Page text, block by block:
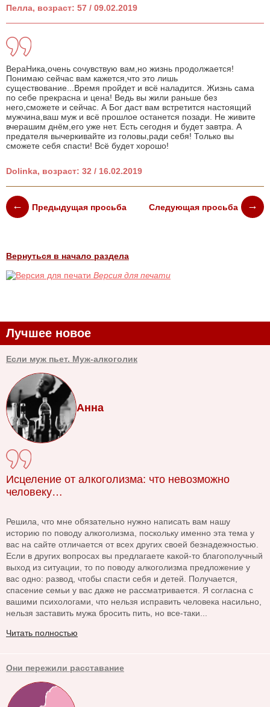
Пелла, возраст: 57 / 09.02.2019
ВераНика,очень сочувствую вам,но жизнь продолжается!
Понимаю сейчас вам кажется,что это лишь
существование...Время пройдет и всё наладится. Жизнь сама
по себе прекрасна и цена! Ведь вы жили раньше без
него,сможете и сейчас. А Бог даст вам встретится настоящий
мужчина,ваш муж и всё прошлое останется позади. Не живите
вчерашим днём,его уже нет. Есть сегодня и будет завтра. А
предателя вычеркивайте из головы,ради себя! Только вы
сможете себя спасти! Всё будет хорошо!
Dolinka, возраст: 32 / 16.02.2019
Предыдущая просьба Следующая просьба
Вернуться в начало раздела
Версия для печати
Лучшее новое
Если муж пьет. Муж-алкоголик
Анна
Исцеление от алкоголизма: что невозможно
человеку…
Решила, что мне обязательно нужно написать вам нашу
историю по поводу алкоголизма, поскольку именно эта тема у
вас на сайте отличается от всех других своей безнадежностью.
Если в других вопросах вы предлагаете какой-то благополучный
выход из ситуации, то по поводу алкоголизма предложение у
вас одно: развод, чтобы спасти себя и детей. Получается,
спасение семьи у вас даже не рассматривается. Я согласна с
вашими психологами, что нельзя исправить человека насильно,
нельзя заставить мужа бросить пить, но все-таки...
Читать полностью
Они пережили расставание